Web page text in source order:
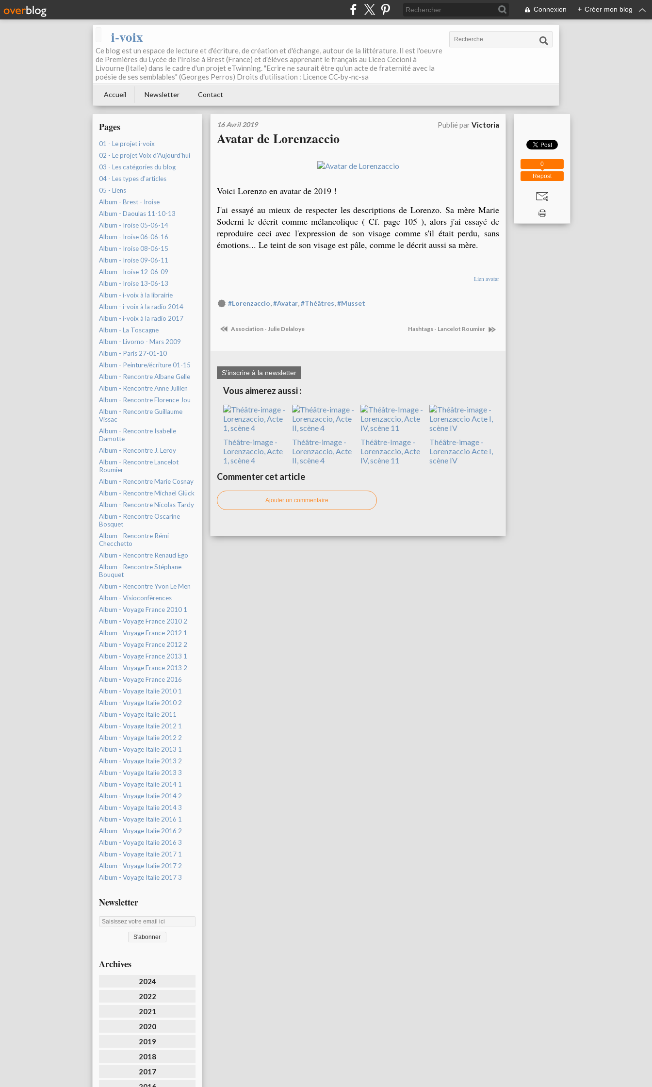
Connexion + Créer mon blog
i-voix
Ce blog est un espace de lecture et d'écriture, de création et d'échange, autour de la littérature. Il est l'oeuvre
de Premières du Lycée de l'Iroise à Brest (France) et d'élèves apprenant le français au Liceo Cecioni à
Livourne (Italie) dans le cadre d'un projet eTwinning. "Ecrire ne saurait être qu'un acte de fraternité avec la
poésie de ses semblables" (Georges Perros) Droits d'utilisation : Licence CC-by-nc-sa
Accueil Newsletter Contact
Pages
01 - Le projet i-voix
02 - Le projet Voix d'Aujourd'hui
03 - Les catégories du blog
04 - Les types d'articles
05 - Liens
Album - Brest - Iroise
Album - Daoulas 11-10-13
Album - Iroise 05-06-14
Album - Iroise 06-06-16
Album - Iroise 08-06-15
Album - Iroise 09-06-11
Album - Iroise 12-06-09
Album - Iroise 13-06-13
Album - i-voix à la librairie
Album - i-voix à la radio 2014
Album - i-voix à la radio 2017
Album - La Toscagne
Album - Livorno - Mars 2009
Album - Paris 27-01-10
Album - Peinture/écriture 01-15
Album - Rencontre Albane Gelle
Album - Rencontre Anne Jullien
Album - Rencontre Florence Jou
Album - Rencontre Guillaume
Vissac
Album - Rencontre Isabelle
Damotte
Album - Rencontre J. Leroy
Album - Rencontre Lancelot
Roumier
Album - Rencontre Marie Cosnay
Album - Rencontre Michaël Glück
Album - Rencontre Nicolas Tardy
Album - Rencontre Oscarine
Bosquet
Album - Rencontre Rémi
Checchetto
Album - Rencontre Renaud Ego
Album - Rencontre Stéphane
Bouquet
Album - Rencontre Yvon Le Men
Album - Visioconfèrences
Album - Voyage France 2010 1
Album - Voyage France 2010 2
Album - Voyage France 2012 1
Album - Voyage France 2012 2
Album - Voyage France 2013 1
Album - Voyage France 2013 2
Album - Voyage France 2016
Album - Voyage Italie 2010 1
Album - Voyage Italie 2010 2
Album - Voyage Italie 2011
Album - Voyage Italie 2012 1
Album - Voyage Italie 2012 2
Album - Voyage Italie 2013 1
Album - Voyage Italie 2013 2
Album - Voyage Italie 2013 3
Album - Voyage Italie 2014 1
Album - Voyage Italie 2014 2
Album - Voyage Italie 2014 3
Album - Voyage Italie 2016 1
Album - Voyage Italie 2016 2
Album - Voyage Italie 2016 3
Album - Voyage Italie 2017 1
Album - Voyage Italie 2017 2
Album - Voyage Italie 2017 3
Newsletter
Archives
2024
2022
2021
2020
2019
2018
2017
16 Avril 2019 Publié parVictoria
Avatar de Lorenzaccio
Voici Lorenzo en avatar de 2019 !
J'ai essayé au mieux de respecter les descriptions de Lorenzo. Sa mère Marie
Soderni le décrit comme mélancolique ( Cf. page 105 ), alors j'ai essayé de
reproduire ceci avec l'expression de son visage comme s'il était perdu, sans
émotions... Le teint de son visage est pâle, comme le décrit aussi sa mère.
Lien avatar
#Lorenzaccio,#Avatar,#Théâtres,#Musset
Association - Julie Delaloye Hashtags - Lancelot Roumier
S'inscrire à la newsletter
Vous aimerez aussi :
Théâtre-image -
Lorenzaccio, Acte
1, scène 4
Théâtre-image -
Lorenzaccio, Acte
II, scène 4
Théâtre-Image -
Lorenzaccio, Acte
IV, scène 11
Théâtre-image -
Lorenzaccio Acte I,
scène IV
Commenter cet article
Ajouter un commentaire
Repost
0